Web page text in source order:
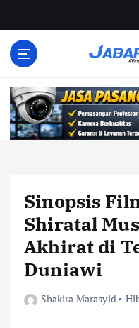
Sinopsis
Shiratal
Akhirat di
Duniawi
Shakira Marasyid